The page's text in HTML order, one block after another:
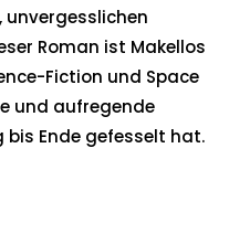
unvergesslichen
Roman ist Makellos
Fiction und Space
und aufregende
bis Ende gefesselt hat.